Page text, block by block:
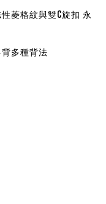
菱格紋與雙C旋扣 永
多種背法